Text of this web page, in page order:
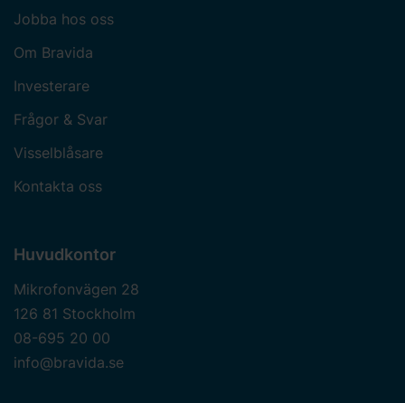
Jobba hos oss
Om Bravida
Investerare
Frågor & Svar
Visselblåsare
Kontakta oss
Huvudkontor
Mikrofonvägen 28
126 81 Stockholm
08-695 20 00
info@bravida.se